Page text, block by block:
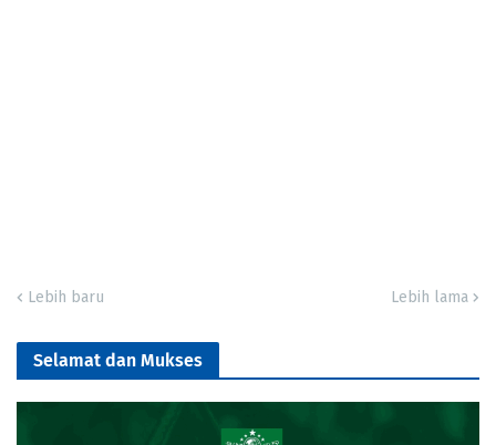
Lebih baru Lebih lama
Selamat dan Mukses